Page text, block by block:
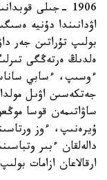
1906 -جىلى
اۋدانىندا دۇنيە
بولىپ تۇراتىن جەر
ەلدىڭ ەرتەڭگى
ءوسىپ، ءسابي
جەتكەسىن اۋىل
ساۋاتىمەن قوسا
ۇيرەنىپ، ءوز
دالەلقان ءبىر
ارقالاعان ازامات